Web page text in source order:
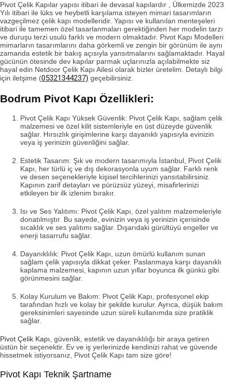
Pivot Çelik Kapılar yapısı itibari ile devasal kapılardır , Ülkemizde 2023
Yılı itibari ile lüks ve heybetli karşılama isteyen mimari tasarımların
vazgeçilmez çelik kapı modelleridir. Yapısı ve kullanılan menteşeleri
itibari ile tamemen özel tasarlanmaları gerektiğinden her modelin tarzı
ve duruşu terzi usulü farklı ve modern olmaktadır. Pivot Kapı Modelleri
mimarların tasarımlarını daha görkemli ve zengin bir görünüm ile aynı
zamanda estetik bir bakış açısıyla yansıtmalarını sağlamaktadır. Hayal
gücünün ötesinde dev kapılar parmak uçlarınızla açılabilmekte siz
hayal edin Netdoor Çelik Kapı Ailesi olarak bizler üretelim. Detaylı bilgi
için iletşime (05321344237) geçebilirsiniz.
Bodrum Pivot Kapı Özellikleri:
Pivot Çelik Kapı Yüksek Güvenlik: Pivot Çelik Kapı, sağlam çelik
malzemesi ve özel kilit sistemleriyle en üst düzeyde güvenlik
sağlar. Hırsızlık girişimlerine karşı dayanıklı yapısıyla evinizin
veya iş yerinizin güvenliğini sağlar.
Estetik Tasarım: Şık ve modern tasarımıyla İstanbul, Pivot Çelik
Kapı , her türlü iç ve dış dekorasyonla uyum sağlar. Farklı renk
ve desen seçenekleriyle kişisel tercihlerinizi yansıtabilirsiniz.
Kapının zarif detayları ve pürüzsüz yüzeyi, misafirlerinizi
etkileyen bir ilk izlenim bırakır.
Isı ve Ses Yalıtımı: Pivot Çelik Kapı, özel yalıtım malzemeleriyle
donatılmıştır. Bu sayede, evinizin veya iş yerinizin içerisinde
sıcaklık ve ses yalıtımı sağlar. Dışarıdaki gürültüyü engeller ve
enerji tasarrufu sağlar.
Dayanıklılık: Pivot Çelik Kapı, uzun ömürlü kullanım sunan
sağlam çelik yapısıyla dikkat çeker. Paslanmaya karşı dayanıklı
kaplama malzemesi, kapının uzun yıllar boyunca ilk günkü gibi
görünmesini sağlar.
Kolay Kurulum ve Bakım: Pivot Çelik Kapı, profesyonel ekip
tarafından hızlı ve kolay bir şekilde kurulur. Ayrıca, düşük bakım
gereksinimleri sayesinde uzun süreli kullanımda size pratiklik
sağlar.
Pivot Çelik Kapı , güvenlik, estetik ve dayanıklılığı bir araya getiren
üstün bir seçenektir. Ev ve iş yerlerinizde kendinizi rahat ve güvende
hissetmek istiyorsanız, Pivot Çelik Kapı tam size göre!
Pivot Kapı Teknik Şartname